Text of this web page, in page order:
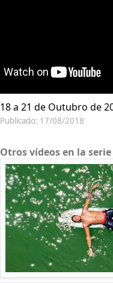
18 a 21 de Outubro de
Publicado: 17/08/2018
Otros vídeos en la serie